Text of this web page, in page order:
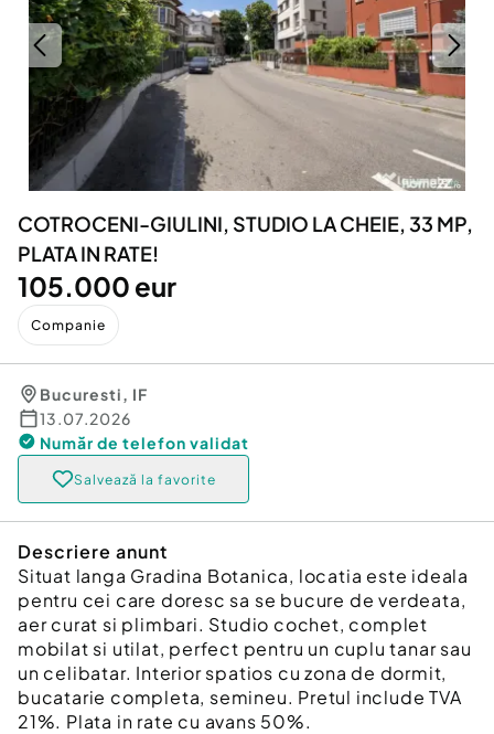
Servicii
Animale de companie
Afaceri și echipamente profesionale
Inchiriere Bunuri si Vehicule
Utilaje agricole si industriale
Piese auto si accesorii
Dacia Duster
COTROCENI-GIULINI, STUDIO LA CHEIE, 33 MP,
PLATA IN RATE!
105.000 eur
Companie
Bucuresti, IF
13.07.2026
Număr de telefon validat
Salvează la favorite
Descriere anunt
Situat langa Gradina Botanica, locatia este ideala
pentru cei care doresc sa se bucure de verdeata,
aer curat si plimbari. Studio cochet, complet
mobilat si utilat, perfect pentru un cuplu tanar sau
un celibatar. Interior spatios cu zona de dormit,
bucatarie completa, semineu. Pretul include TVA
21%. Plata in rate cu avans 50%.